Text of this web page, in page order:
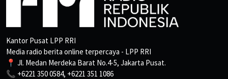
Kantor Pusat LPP RRI
Media radio berita online terpercaya - LPP RRI
📍 Jl. Medan Merdeka Barat No.4-5, Jakarta Pusat.
📞 +6221 350 0584, +6221 351 1086